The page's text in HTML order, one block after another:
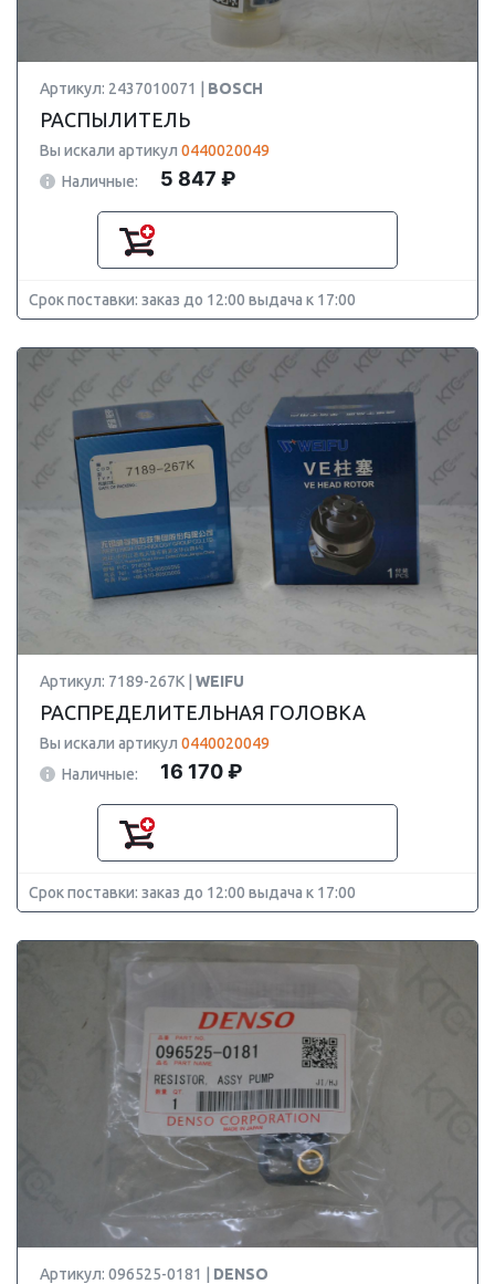
Артикул: 2437010071 | BOSCH
РАСПЫЛИТЕЛЬ
Вы искали артикул 0440020049
Наличные:
5 847 ₽
Срок поставки: заказ до 12:00 выдача к 17:00
Артикул: 7189-267K | WEIFU
РАСПРЕДЕЛИТЕЛЬНАЯ ГОЛОВКА
Вы искали артикул 0440020049
Наличные:
16 170 ₽
Срок поставки: заказ до 12:00 выдача к 17:00
Артикул: 096525-0181 | DENSO